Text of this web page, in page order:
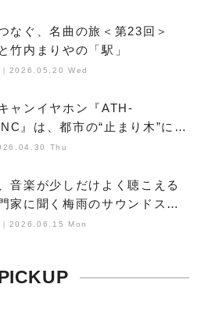
なぐ、名曲の旅＜第23回＞
竹内まりやの「駅」
2026.05.20 Wed
ャンイヤホン『ATH-
』は、都市の“止まり木”にな
ンガーソングライター浮
Thu
音楽が少しだけよく聴こえる
家に聞く梅雨のサウンドス
2026.06.15 Mon